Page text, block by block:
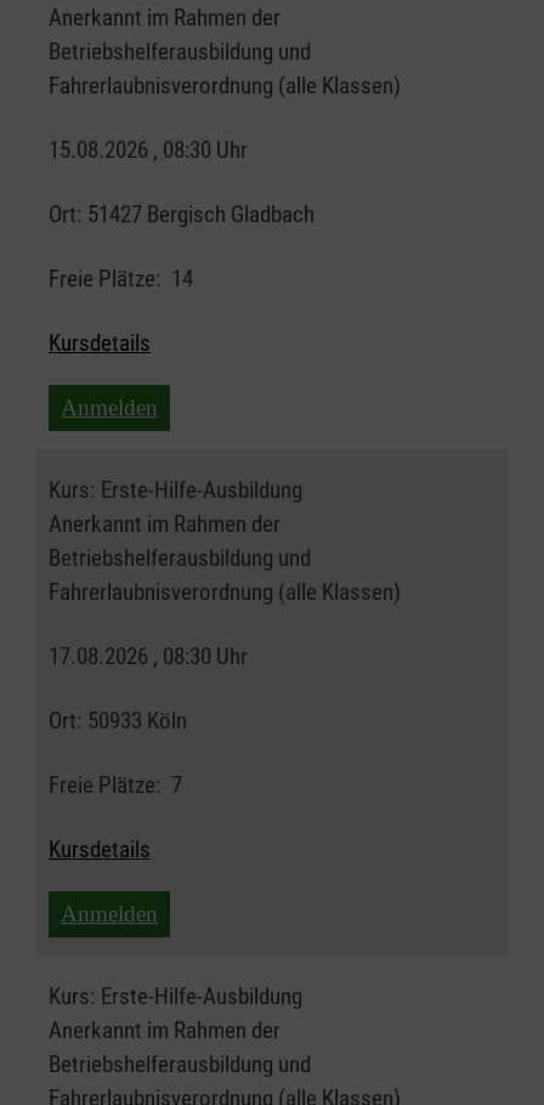
Anerkannt im Rahmen der
Betriebshelferausbildung und
Fahrerlaubnisverordnung (alle Klassen)
15.08.2026 , 08:30 Uhr
Ort: 51427 Bergisch Gladbach
Freie Plätze: 14
Kursdetails
Anmelden
Kurs: Erste-Hilfe-Ausbildung
Anerkannt im Rahmen der
Betriebshelferausbildung und
Fahrerlaubnisverordnung (alle Klassen)
17.08.2026 , 08:30 Uhr
Ort: 50933 Köln
Freie Plätze: 7
Kursdetails
Anmelden
Kurs: Erste-Hilfe-Ausbildung
Anerkannt im Rahmen der
Betriebshelferausbildung und
Fahrerlaubnisverordnung (alle Klassen)